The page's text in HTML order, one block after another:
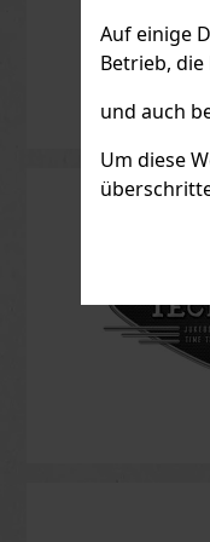
Auf einige
Betrieb,
und auch
Um diese